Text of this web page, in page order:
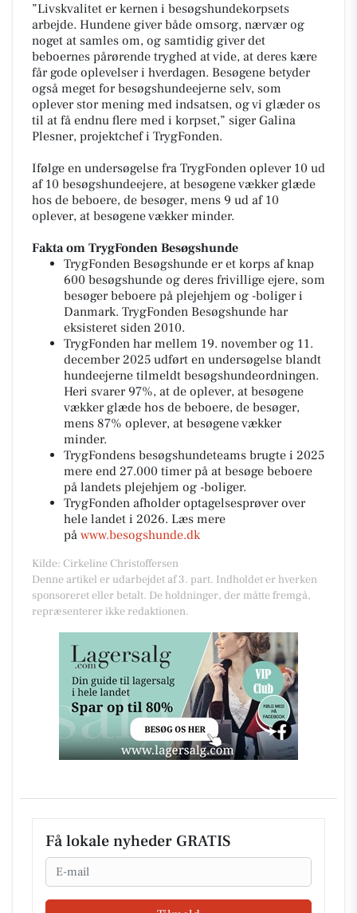
”Livskvalitet er kernen i besøgshundekorpsets
arbejde. Hundene giver både omsorg, nærvær og
noget at samles om, og samtidig giver det
beboernes pårørende tryghed at vide, at deres kære
får gode oplevelser i hverdagen. Besøgene betyder
også meget for besøgshundeejerne selv, som
oplever stor mening med indsatsen, og vi glæder os
til at få endnu flere med i korpset,” siger Galina
Plesner, projektchef i TrygFonden.
Ifølge en undersøgelse fra TrygFonden oplever 10 ud
af 10 besøgshundeejere, at besøgene vækker glæde
hos de beboere, de besøger, mens 9 ud af 10
oplever, at besøgene vækker minder.
Fakta om TrygFonden Besøgshunde
TrygFonden Besøgshunde er et korps af knap
600 besøgshunde og deres frivillige ejere, som
besøger beboere på plejehjem og -boliger i
Danmark. TrygFonden Besøgshunde har
eksisteret siden 2010.
TrygFonden har mellem 19. november og 11.
december 2025 udført en undersøgelse blandt
hundeejerne tilmeldt besøgshundeordningen.
Heri svarer 97%, at de oplever, at besøgene
vækker glæde hos de beboere, de besøger,
mens 87% oplever, at besøgene vækker
minder.
TrygFondens besøgshundeteams brugte i 2025
mere end 27.000 timer på at besøge beboere
på landets plejehjem og -boliger.
TrygFonden afholder optagelsesprøver over
hele landet i 2026. Læs mere
på www.besogshunde.dk
Kilde: Cirkeline Christoffersen
Denne artikel er udarbejdet af 3. part. Indholdet er hverken
sponsoreret eller betalt. De holdninger, der måtte fremgå,
repræsenterer ikke redaktionen.
Få lokale nyheder GRATIS
Email